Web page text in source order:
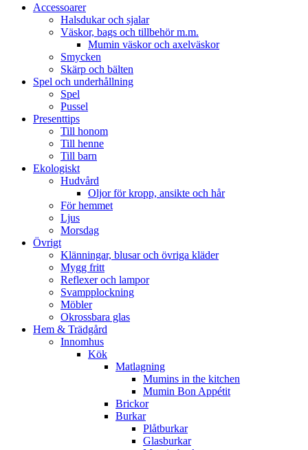
Accessoarer
Halsdukar och sjalar
Väskor, bags och tillbehör m.m.
Mumin väskor och axelväskor
Smycken
Skärp och bälten
Spel och underhållning
Spel
Pussel
Presenttips
Till honom
Till henne
Till barn
Ekologiskt
Hudvård
Oljor för kropp, ansikte och hår
För hemmet
Ljus
Morsdag
Övrigt
Klänningar, blusar och övriga kläder
Mygg fritt
Reflexer och lampor
Svampplockning
Möbler
Okrossbara glas
Hem & Trädgård
Innomhus
Kök
Matlagning
Mumins in the kitchen
Mumin Bon Appétit
Brickor
Burkar
Plåtburkar
Glasburkar